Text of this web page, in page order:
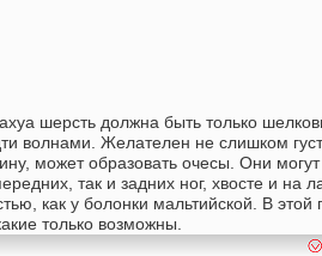
шерсть должна быть только
волнами. Желателен не слишком
может образовать очесы. Они могут
так и задних ног, хвосте и на
как у болонки мальтийской. В этой
только возможны.